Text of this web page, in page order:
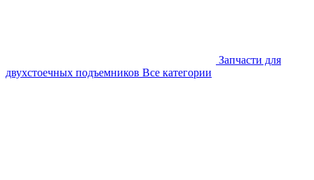
Запчасти для
двухстоечных подъемников Все категории